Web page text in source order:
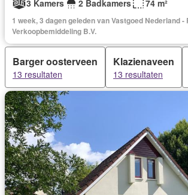
3 Kamers
2 Badkamers 74 m²
1 week, 3 dagen geleden van Vastgoed Nederland -
Verkoopbemiddeling B.V.
Barger oosterveen
13 resultaten
Klazienaveen
13 resultaten